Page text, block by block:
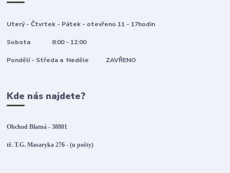
Uterý - Čtvrtek - Pátek - otevřeno 11 - 17hodin
Sobota 8:00 - 12:00
Pondělí - Středa a Neděle ZAVŘENO
Kde nás najdete?
Obchod Blatná - 38801
tř. T.G. Masaryka 276 - (u pošty)